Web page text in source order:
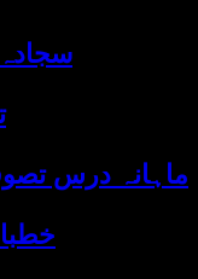
ماہانہ درس